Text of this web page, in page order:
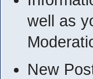
well as
New